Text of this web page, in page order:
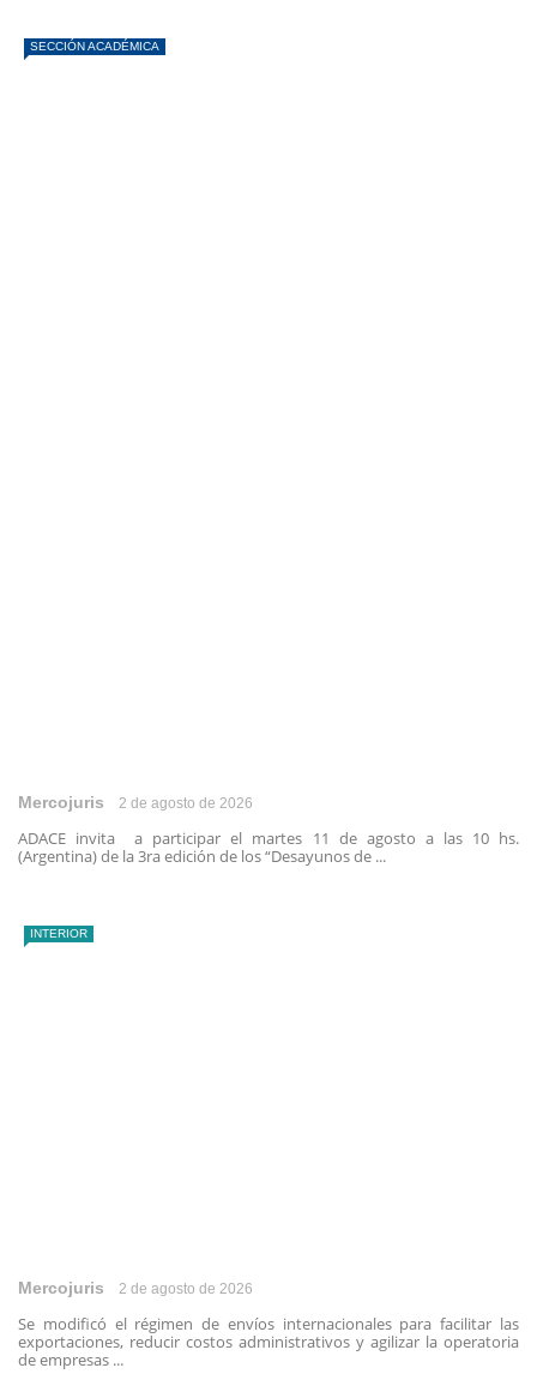
SECCIÓN ACADÉMICA
Mercojuris 2 de agosto de 2026
ADACE invita a participar el martes 11 de agosto a las 10 hs.
(Argentina) de la 3ra edición de los “Desayunos de ...
INTERIOR
Mercojuris 2 de agosto de 2026
Se modificó el régimen de envíos internacionales para facilitar las
exportaciones, reducir costos administrativos y agilizar la operatoria
de empresas ...